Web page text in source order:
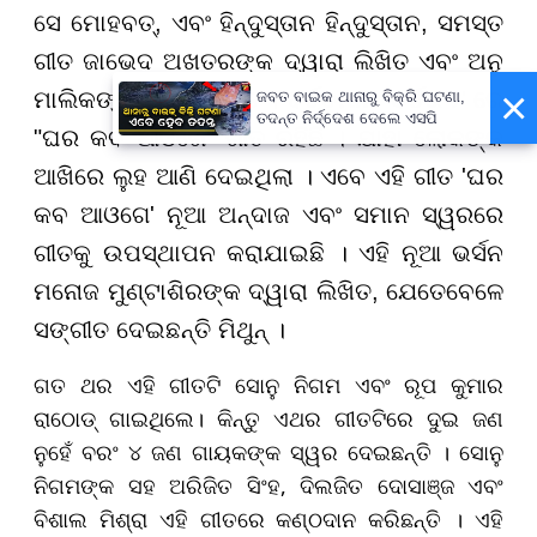
ସେ ମୋହବତ୍, ଏବଂ ହିନ୍ଦୁସ୍ତାନ ହିନ୍ଦୁସ୍ତାନ, ସମସ୍ତ
ଗୀତ ଜାଭେଦ ଅଖତରଙ୍କ ଦ୍ୱାରା ଲିଖିତ ଏବଂ ଅନୁ
ମାଲିକଙ୍କ ଦ୍ୱାରା ରଚିତ । ବର୍ତ୍ତମାନ 'ବର୍ଡର ୨' ରେ
"ଘର କବ ଆଓଗେ" ଗୀତ ରହିଛି । ଯାହା ଲୋକଙ୍କ
ଆଖିରେ ଲୁହ ଆଣି ଦେଇଥିଲା । ଏବେ ଏହି ଗୀତ 'ଘର
କବ ଆଓଗେ' ନୂଆ ଅନ୍ଦାଜ ଏବଂ ସମାନ ସ୍ୱରରେ
ଗୀତକୁ ଉପସ୍ଥାପନ କରାଯାଇଛି । ଏହି ନୂଆ ଭର୍ସନ
ମନୋଜ ମୁଣ୍ଟାଶିରଙ୍କ ଦ୍ୱାରା ଲିଖିତ, ଯେତେବେଳେ
ସଙ୍ଗୀତ ଦେଇଛନ୍ତି ମିଥୁନ୍ ।
ଗତ ଥର ଏହି ଗୀତଟି ସୋନୁ ନିଗମ ଏବଂ ରୂପ କୁମାର
ରାଠୋଡ୍ ଗାଇଥିଲେ। କିନ୍ତୁ ଏଥର ଗୀତଟିରେ ଦୁଇ ଜଣ
ନୁହେଁ ବରଂ ୪ ଜଣ ଗାୟକଙ୍କ ସ୍ୱର ଦେଇଛନ୍ତି । ସୋନୁ
ନିଗମଙ୍କ ସହ ଅରିଜିତ ସିଂହ, ଦିଲଜିତ ଦୋସାଞ୍ଜ ଏବଂ
ବିଶାଲ ମିଶ୍ରା ଏହି ଗୀତରେ କଣ୍ଠଦାନ କରିଛନ୍ତି । ଏହି
×
ଜବତ ବାଇକ ଥାନାରୁ ବିକ୍ରି ଘଟଣା,
ତଦନ୍ତ ନିର୍ଦ୍ଦେଶ ଦେଲେ ଏସପି